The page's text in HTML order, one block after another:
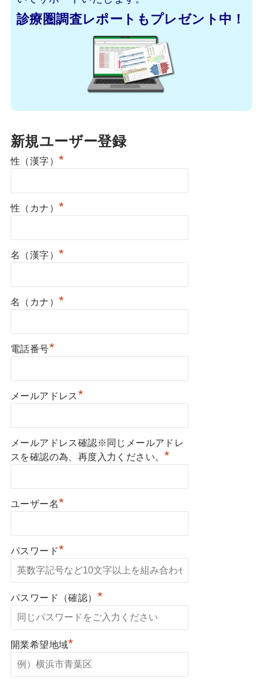
診療圏調査レポートもプレゼント中！
新規ユーザー登録
性（漢字） *
性（カナ） *
名（漢字） *
名（カナ） *
電話番号*
メールアドレス*
メールアドレス確認※同じメールアドレ
スを確認の為、再度入力ください。*
ユーザー名*
パスワード*
パスワード（確認） *
開業希望地域*